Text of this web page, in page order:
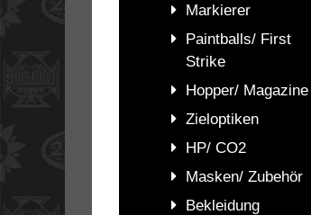
Markierer
Paintballs/ First
Strike
Hopper/ Magazine
Zieloptiken
HP/ CO2
Masken/ Zubehör
Bekleidung